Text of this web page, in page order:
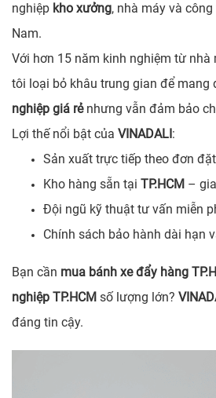
nghiệp kho xưởng, nhà máy và công
Nam.
Với hơn 15 năm kinh nghiệm từ nhà
tôi loại bỏ khâu trung gian để mang
nghiệp giá rẻnhưng vẫn đảm bảo
Lợi thế nổi bật của VINADALI :
Sản xuất trực tiếp theo đơn
Kho hàng sẵn tại TP.HCM –
Đội ngũ kỹ thuật tư vấn miễn
Chính sách bảo hành dài hạn
Bạn cần mua bánh xe đẩy hàng
nghiệp TP.HCM số lượng lớn?
đáng tin cậy.